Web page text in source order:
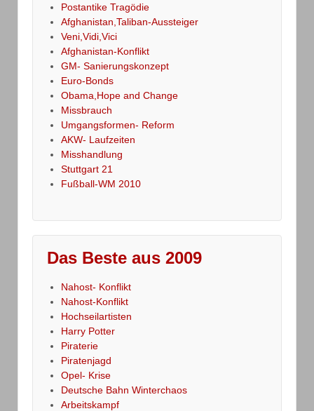
Postantike Tragödie
Afghanistan,Taliban-Aussteiger
Veni,Vidi,Vici
Afghanistan-Konflikt
GM- Sanierungskonzept
Euro-Bonds
Obama,Hope and Change
Missbrauch
Umgangsformen- Reform
AKW- Laufzeiten
Misshandlung
Stuttgart 21
Fußball-WM 2010
Das Beste aus 2009
Nahost- Konflikt
Nahost-Konflikt
Hochseilartisten
Harry Potter
Piraterie
Piratenjagd
Opel- Krise
Deutsche Bahn Winterchaos
Arbeitskampf